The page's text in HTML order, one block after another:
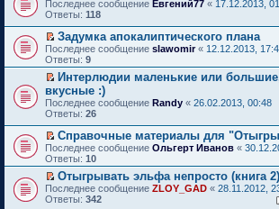
у
с
о
о
б
щ
е
н
и
ю
а
н
о
м
у
с
о
о
б
щ
е
н
и
ю
е
р
о
ч
и
а
н
н
о
м
у
с
о
о
б
щ
е
в
о
м
у
н
е
п
р
о
ч
и
а
н
н
о
м
у
с
и
к
п
е
р
в
о
м
у
н
е
п
р
о
ч
и
т
а
н
е
е
й
т
и
п
е
р
в
о
м
у
н
е
п
р
о
Последнее сообщение Евгений77 « 17.12.2013,
Ответы: 118
П
е
р
е
й
т
и
п
е
р
в
о
м
у
Задумка апокалиптического плана
Последнее сообщение slawomir« 12.12.2013,
Ответы: 9
П
е
р
е
й
т
и
к
п
е
р
в
Интерлюдии маленькие или
вкусные :)
Последнее сообщение Randy « 26.02.2013, 00:48
Ответы: 26
П
е
р
е
й
т
Справочные материалы для
Последнее сообщение Ольгерт Иванов «
Ответы: 10
П
е
Отыгрывать эльфа непросто (книга 2)
Последнее сообщение ZLOY_GAD « 28.11.2012,
Ответы: 342